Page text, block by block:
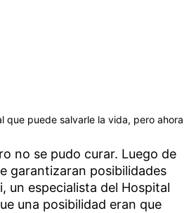
que puede salvarle la vida, pero ahora
no se pudo curar. Luego de
garantizaran posibilidades
un especialista del Hospital
una posibilidad eran que